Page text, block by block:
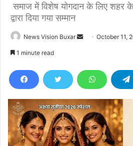
समाज में विशेष योगदान के लिए शहर
द्वारा दिया गया सम्मान
News Vision Buxar
d
e
m
a
October 11,
1 minute read